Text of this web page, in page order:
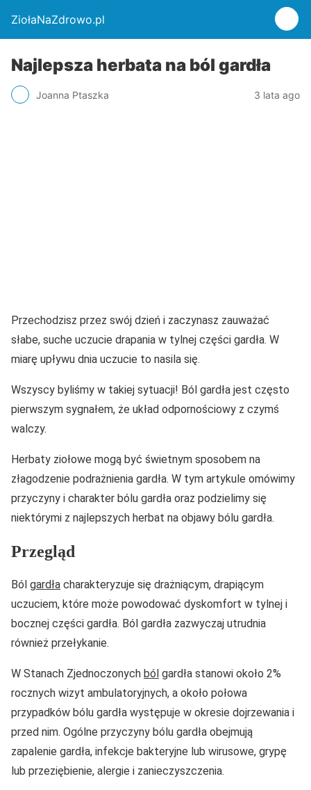
ZiołaNaZdrowo.pl
Najlepsza herbata na ból gardła
Joanna Ptaszka 3 lata ago
Przechodzisz przez swój dzień i zaczynasz zauważać
słabe, suche uczucie drapania w tylnej części gardła. W
miarę upływu dnia uczucie to nasila się.
Wszyscy byliśmy w takiej sytuacji! Ból gardła jest często
pierwszym sygnałem, że układ odpornościowy z czymś
walczy.
Herbaty ziołowe mogą być świetnym sposobem na
złagodzenie podrażnienia gardła. W tym artykule omówimy
przyczyny i charakter bólu gardła oraz podzielimy się
niektórymi z najlepszych herbat na objawy bólu gardła.
Przegląd
Ból gardła charakteryzuje się drażniącym, drapiącym
uczuciem, które może powodować dyskomfort w tylnej i
bocznej części gardła. Ból gardła zazwyczaj utrudnia
również przełykanie.
W Stanach Zjednoczonych ból gardła stanowi około 2%
rocznych wizyt ambulatoryjnych, a około połowa
przypadków bólu gardła występuje w okresie dojrzewania i
przed nim. Ogólne przyczyny bólu gardła obejmują
zapalenie gardła, infekcje bakteryjne lub wirusowe, grypę
lub przeziębienie, alergie i zanieczyszczenia.